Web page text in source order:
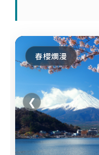
春櫻爛漫
❮